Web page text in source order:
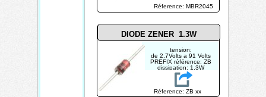
Réference: ZB xx
Réference: MBR2045
tension:
de 2.7Volts a 91 Volts
PREFIX référence: ZB
dissipation: 1.3W
tolérance: 5%
DIODE ZENER 1.3W